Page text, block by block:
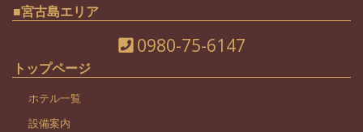
■宮古島エリア
0980-75-6147
トップページ
ホテル一覧
設備案内